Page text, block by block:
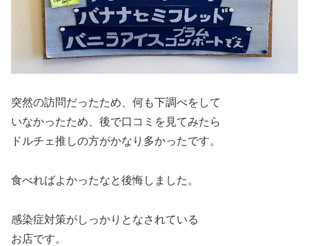
突然の訪問だったため、何も下調べをして
いなかったため、後で口コミを見てみたら
ドルチェ推しの方がかなり多かったです。
食べればよかったなと後悔しました。
感染症対策がしっかりとなされている
お店です。